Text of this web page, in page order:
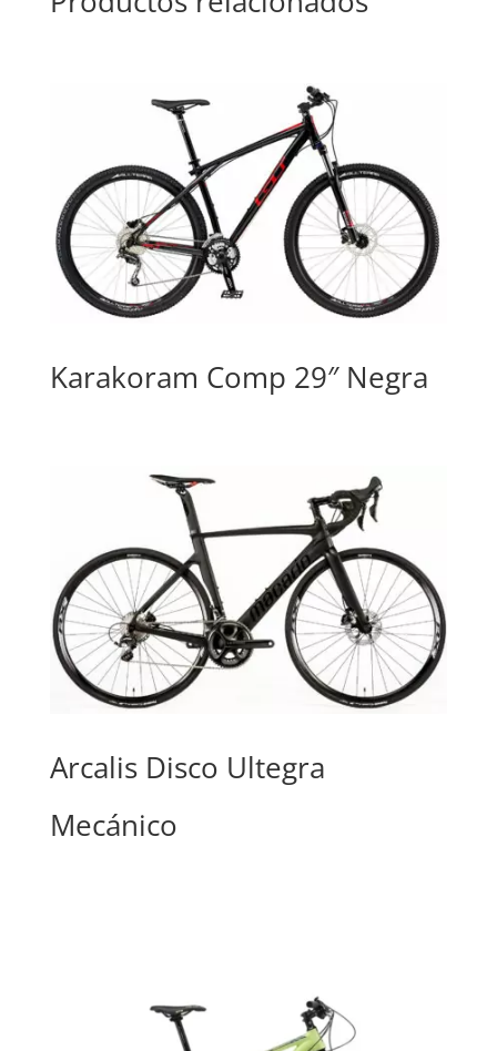
Karakoram Comp 29″ Negra
Arcalis Disco Ultegra
Mecánico